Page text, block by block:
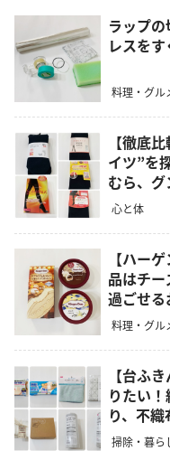
ラップ
レスを
料理・グル
【徹底
イツ”を
むら、
心と体
【ハー
品はチ
過ごせ
料理・グル
【台ふ
りたい
り、不
みた
掃除・暮ら